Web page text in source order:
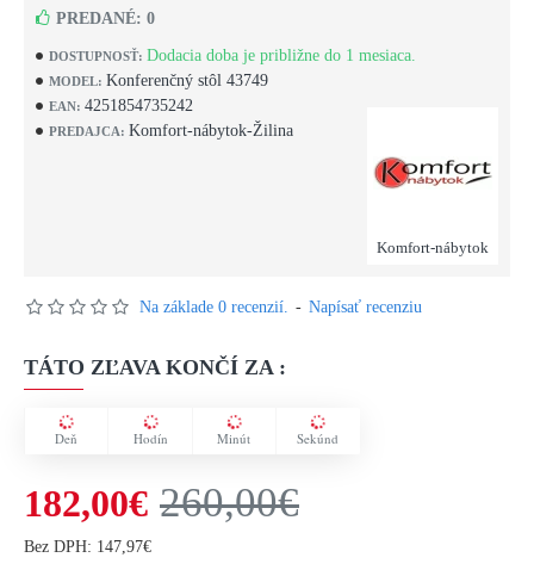
DOSTUPNOSŤ: Dodacia doba je približne do 1 mesiaca.
MODEL: Konferenčný stôl 43749
EAN: 4251854735242
PREDAJCA: Komfort-nábytok-Žilina
Komfort-nábytok
PREDANÉ: 0
Na základe 0 recenzií. - Napísať recenziu
TÁTO ZĽAVA KONČÍ ZA :
Deň Hodín Minút Sekúnd
182,00€ 260,00€
Bez DPH: 147,97€